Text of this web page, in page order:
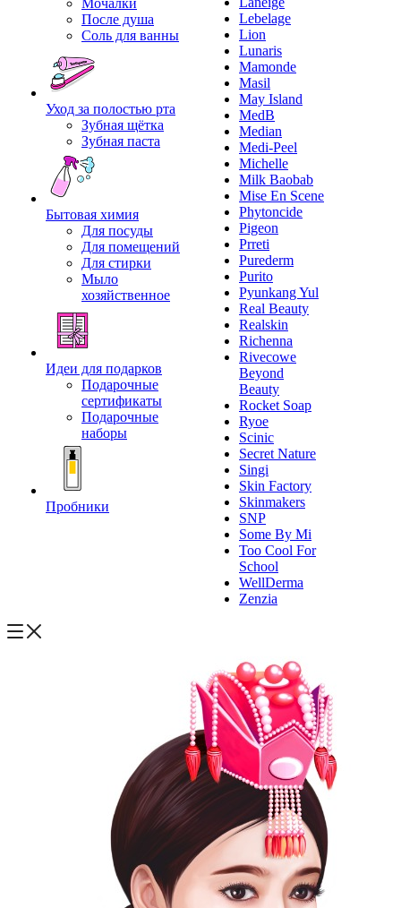
Мочалки
После душа
Соль для ванны
Уход за полостью рта
Зубная щётка
Зубная паста
Бытовая химия
Для посуды
Для помещений
Для стирки
Мыло
хозяйственное
Идеи для подарков
Подарочные
сертификаты
Подарочные
наборы
Пробники
Lebelage
Lion
Lunaris
Mamonde
Masil
May Island
MedB
Median
Medi-Peel
Michelle
Milk Baobab
Mise En Scene
Phytoncide
Pigeon
Prreti
Purederm
Purito
Pyunkang Yul
Real Beauty
Realskin
Richenna
Rivecowe
Beyond
Beauty
Rocket Soap
Ryoe
Scinic
Secret Nature
Singi
Skin Factory
Skinmakers
SNP
Some By Mi
Too Cool For
School
WellDerma
Zenzia